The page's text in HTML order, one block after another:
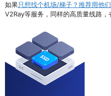
如果只想找个机场/梯子？推荐用他
V2Ray等服务，同样的高质量线路，